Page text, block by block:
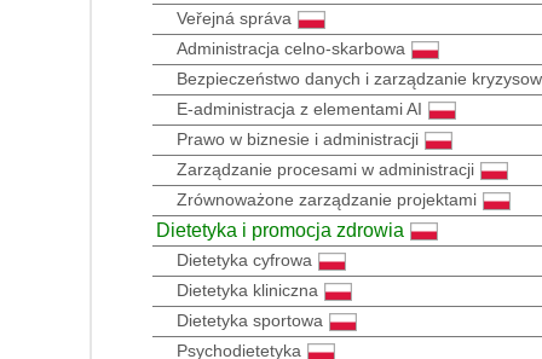
Veřejná správa
Administracja celno-skarbowa
Bezpieczeństwo danych i zarządzanie
E-administracja z elementami AI
Prawo w biznesie i administracji
Zarządzanie procesami w administracji
Zrównoważone zarządzanie projektami
Dietetyka i promocja zdrowia
Dietetyka cyfrowa
Dietetyka kliniczna
Dietetyka sportowa
Psychodietetyka